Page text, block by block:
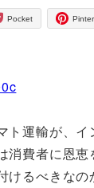
Pocket
運輸が、
費者に恩
るべきなの